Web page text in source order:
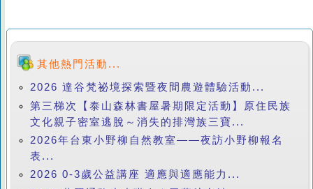
其他熱門活動...
2026 達谷梵祕境探索暨夜間農遊體驗活動...
第三梯次【泰山森林書屋暑期限定活動】原住民族
文化親子密室逃脫～消失的排灣族三寶...
2026年台東小野柳自然教室——夜訪小野柳報名
表...
2026 0-3歲公益講座 適應與適應能力...